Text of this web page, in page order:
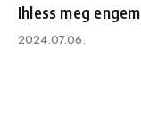
Ihless meg engem
Published
2024.07.06.